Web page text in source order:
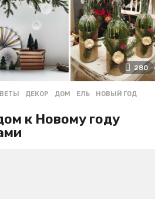
280
ДЕКОР ,ДОМ ,ЕЛЬ ,НОВЫЙ ГОД
к Новому году